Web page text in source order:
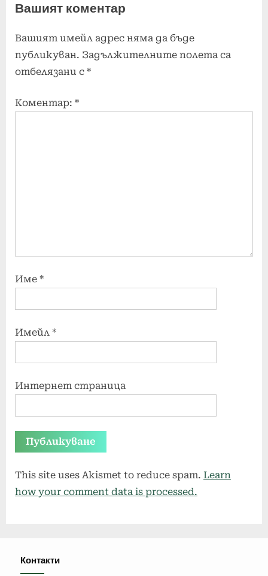
Вашият коментар
Вашият имейл адрес няма да бъде
публикуван. Задължителните полета са
отбелязани с *
Коментар: *
Име *
Имейл *
Интернет страница
This site uses Akismet to reduce spam. Learn
how your comment data is processed.
Контакти